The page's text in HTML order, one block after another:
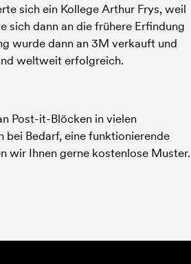
sich ein Kollege Arthur Frys, weil
sich dann an die frühere Erfindung
wurde dann an 3M verkauft und
weltweit erfolgreich.
Post-it-Blöcken in vielen
bei Bedarf, eine funktionierende
wir Ihnen gerne kostenlose Muster.